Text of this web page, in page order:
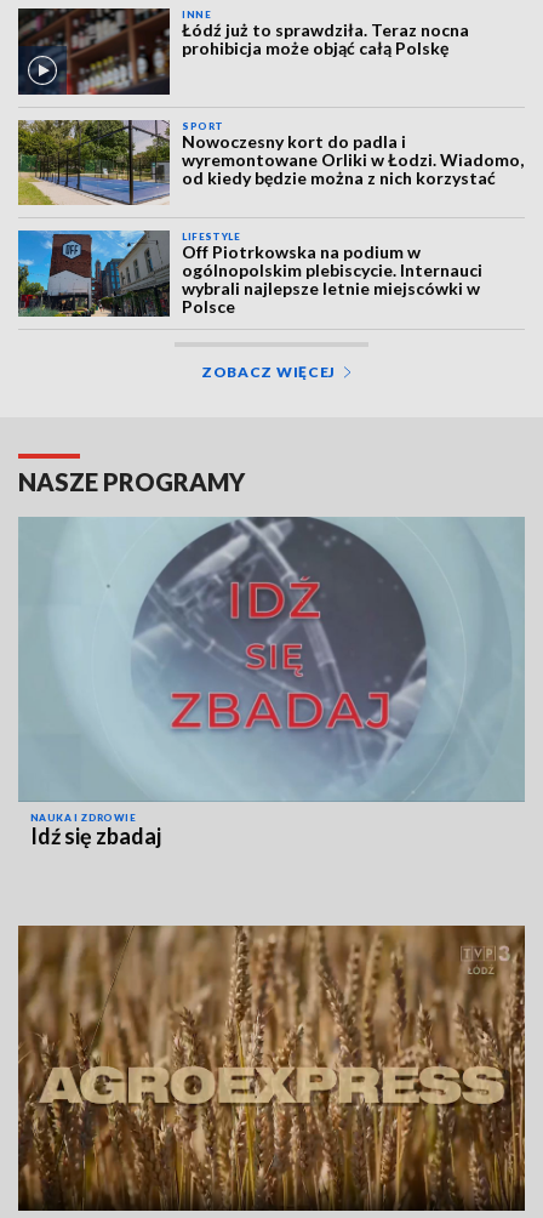
INNE
Łódź już to sprawdziła. Teraz nocna
prohibicja może objąć całą Polskę
SPORT
Nowoczesny kort do padla i
wyremontowane Orliki w Łodzi. Wiadomo,
od kiedy będzie można z nich korzystać
LIFESTYLE
Off Piotrkowska na podium w
ogólnopolskim plebiscycie. Internauci
wybrali najlepsze letnie miejscówki w
Polsce
ZOBACZ WIĘCEJ
NASZE PROGRAMY
NAUKA I ZDROWIE
Idź się zbadaj